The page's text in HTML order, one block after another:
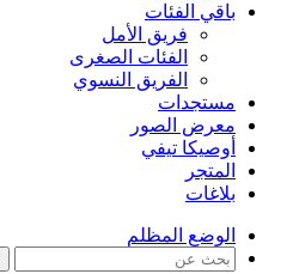
باقي الفئات
فريق الأمل
الفئات الصغرى
الفريق النسوي
مستجدات
معرض الصور
أوصيكا تيفي
المتجر
بلاغات
الوضع المظلم